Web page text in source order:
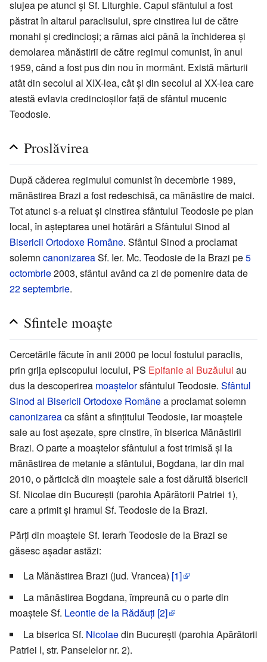
slujea pe atunci și Sf. Liturghie. Capul sfântului a fost
păstrat în altarul paraclisului, spre cinstirea lui de către
monahi și credincioși; a rămas aici până la închiderea și
demolarea mănăstirii de către regimul comunist, în anul
1959, când a fost pus din nou în mormânt. Există mărturii
atât din secolul al XIX-lea, cât și din secolul al XX-lea care
atestă evlavia credincioșilor față de sfântul mucenic
Teodosie.
Proslăvirea
După căderea regimului comunist în decembrie 1989,
mănăstirea Brazi a fost redeschisă, ca mănăstire de maici.
Tot atunci s-a reluat și cinstirea sfântului Teodosie pe plan
local, în așteptarea unei hotărâri a Sfântului Sinod al
Bisericii Ortodoxe Române. Sfântul Sinod a proclamat
solemn canonizareaSf. Ier. Mc. Teodosie de la Brazi pe5
octombrie2003, sfântul având ca zi de pomenire data de
22 septembrie.
Sfintele moaște
Cercetările făcute în anii 2000 pe locul fostului paraclis,
prin grija episcopului locului, PS Epifanie al Buzăului au
dus la descoperirea moaștelorsfântului Teodosie. Sfântul
Sinod al Bisericii Ortodoxe Românea proclamat solemn
canonizareaca sfânt a sfințitului Teodosie, iar moaștele
sale au fost așezate, spre cinstire, în biserica Mănăstirii
Brazi. O parte a moaștelor sfântului a fost trimisă și la
mănăstirea de metanie a sfântului, Bogdana, iar din mai
2010, o părticică din moaștele sale a fost dăruită bisericii
Sf. Nicolae din București (parohia Apărătorii Patriei 1),
care a primit și hramul Sf. Teodosie de la Brazi.
Părți din moaștele Sf. Ierarh Teodosie de la Brazi se
găsesc așadar astăzi:
La Mănăstirea Brazi (jud. Vrancea) [1]
La mănăstirea Bogdana, împreună cu o parte din
moaștele Sf. Leontie de la Rădăuți [2]
La biserica Sf. Nicolaedin București (parohia Apărătorii
Patriei I, str. Panselelor nr. 2).